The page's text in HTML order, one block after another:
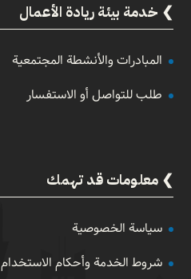
خدمة بيئة ريادة الأعمال
المبادرات والأنشطة المجتمعية
طلب للتواصل أو الاستفسار
معلومات قد تهمك
سياسة الخصوصية
شروط الخدمة وأحكام الاستخدام